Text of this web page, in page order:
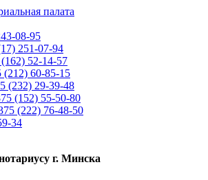
08-95
251-07-94
52-14-57
(212) 60-85-15
(232) 29-39-48
(152) 55-50-80
(222) 76-48-50
34
г. Минска